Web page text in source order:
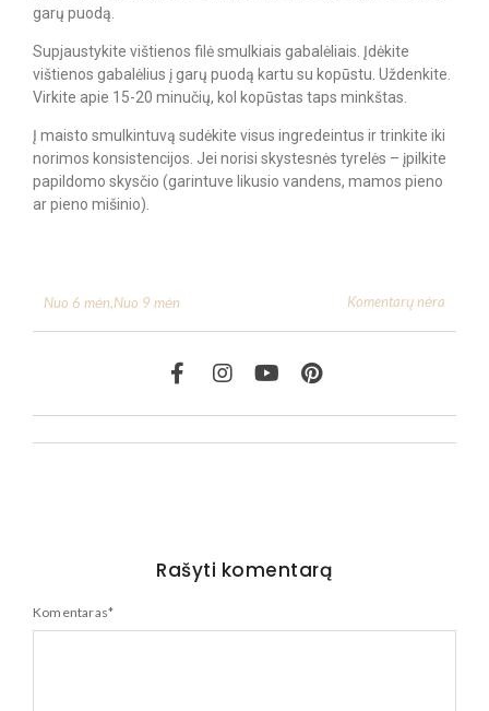
garų puodą.
Supjaustykite vištienos filė smulkiais gabalėliais. Įdėkite
vištienos gabalėlius į garų puodą kartu su kopūstu. Uždenkite.
Virkite apie 15-20 minučių, kol kopūstas taps minkštas.
Į maisto smulkintuvą sudėkite visus ingredeintus ir trinkite iki
norimos konsistencijos. Jei norisi skystesnės tyrelės – įpilkite
papildomo skysčio (garintuve likusio vandens, mamos pieno
ar pieno mišinio).
Nuo 6 mėn,Nuo 9 mėn Komentarų nėra
Rašyti komentarą
Komentaras*